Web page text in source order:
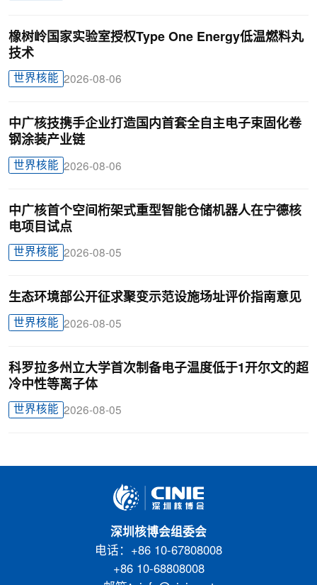
橡树岭国家实验室授权Type One Energy低温燃料丸
技术
世界核能 2026-08-06
中广核技携手企业打造国内首套全自主电子束固化卷
钢涂装产业链
世界核能 2026-08-06
中广核首个空间桁架式重型智能仓储机器人在宁德核
电项目试点
世界核能 2026-08-05
生态环境部公开征求聚变示范设施场址评价指南意见
世界核能 2026-08-05
科罗拉多州立大学首次制备电子温度低于1开尔文的超
冷中性等离子体
世界核能 2026-08-05
深圳核博会组委会
电话：+86 10-67808008
+86 10-68808008